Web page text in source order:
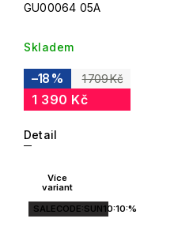
GU00064 05A
Skladem
1 709 Kč
–18 %
1 390 Kč
Detail
Více
variant
SALECODE:SUN10:10:%